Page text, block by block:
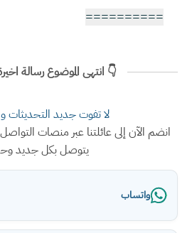
==========
👇 انتهى الموضوع رسالة
لا تفوت جديد التحديثات
انضم الآن إلى عائلتنا عبر منصات
يتوصل بكل جديد
واتساب